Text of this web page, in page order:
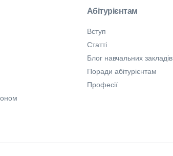
Абітурієнтам
Вступ
Статті
Блог навчальних закладів
Поради абітурієнтам
Професії